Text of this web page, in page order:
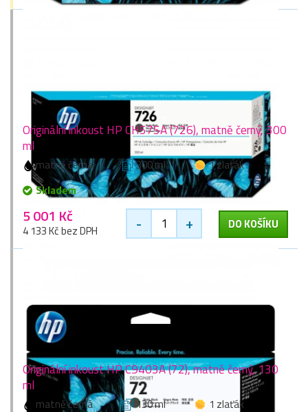
Originální inkoust HP CH575A (726), matně černý, 300
ml
matně černá 300 ml
1 zlaťák
Skladem
5 001 Kč
4 133 Kč bez DPH - + DO KOŠÍKU
Originální inkoust HP C9403A (72), matně černý, 130
ml
matně černá 130 ml 1 zlaťák